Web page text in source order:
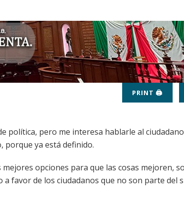
PRINT 🖨
política, pero me interesa hablarle al
porque ya está definido.
opciones para que las cosas mejoren,
favor de los ciudadanos que no son parte del